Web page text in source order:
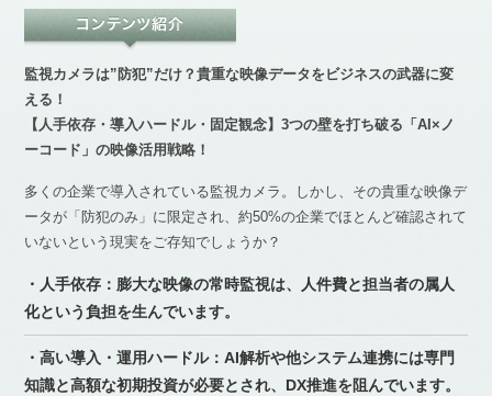
監視カメラは”防犯”だけ？貴重な映像データをビジネスの武器に変
える！
【人手依存・導入ハードル・固定観念】3つの壁を打ち破る「AI×ノ
ーコード」の映像活用戦略！
多くの企業で導入されている監視カメラ。しかし、その貴重な映像デ
ータが「防犯のみ」に限定され、約50%の企業でほとんど確認されて
いないという現実をご存知でしょうか？
・人手依存：膨大な映像の常時監視は、人件費と担当者の属人
化という負担を生んでいます。
・高い導入・運用ハードル：AI解析や他システム連携には専門
知識と高額な初期投資が必要とされ、DX推進を阻んでいます。